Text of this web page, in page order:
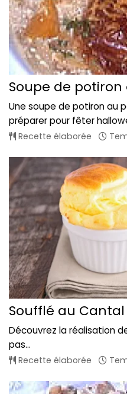
Soupe de potiron
Une soupe de potiron au
préparer pour fêter
Recette élaborée
Soufflé au Cantal
Découvrez la réalisation
pas...
Recette élaborée